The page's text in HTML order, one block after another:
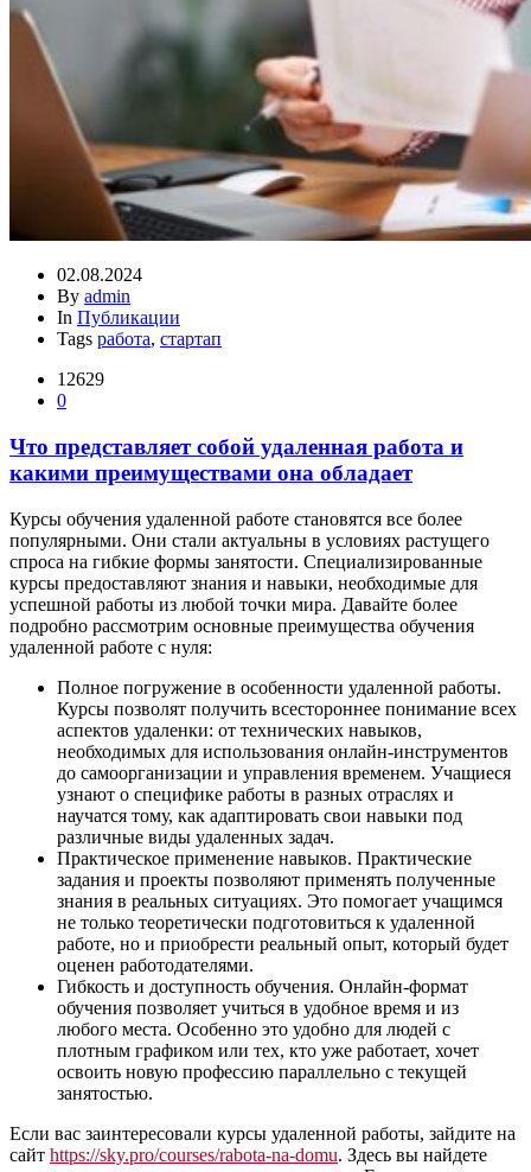
02.08.2024
By admin
In Публикации
Tags работа, стартап
12629
0
Что представляет собой удаленная работа и
какими преимуществами она обладает
Курсы обучения удаленной работе становятся все более
популярными. Они стали актуальны в условиях растущего
спроса на гибкие формы занятости. Специализированные
курсы предоставляют знания и навыки, необходимые для
успешной работы из любой точки мира. Давайте более
подробно рассмотрим основные преимущества обучения
удаленной работе с нуля:
Полное погружение в особенности удаленной работы.
Курсы позволят получить всестороннее понимание всех
аспектов удаленки: от технических навыков,
необходимых для использования онлайн-инструментов
до самоорганизации и управления временем. Учащиеся
узнают о специфике работы в разных отраслях и
научатся тому, как адаптировать свои навыки под
различные виды удаленных задач.
Практическое применение навыков. Практические
задания и проекты позволяют применять полученные
знания в реальных ситуациях. Это помогает учащимся
не только теоретически подготовиться к удаленной
работе, но и приобрести реальный опыт, который будет
оценен работодателями.
Гибкость и доступность обучения. Онлайн-формат
обучения позволяет учиться в удобное время и из
любого места. Особенно это удобно для людей с
плотным графиком или тех, кто уже работает, хочет
освоить новую профессию параллельно с текущей
занятостью.
Если вас заинтересовали курсы удаленной работы, зайдите на
сайт https://sky.pro/courses/rabota-na-domu. Здесь вы найдете